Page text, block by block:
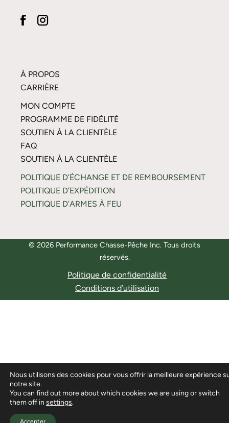
À PROPOS
CARRIÈRE
MON COMPTE
PROGRAMME DE FIDÉLITÉ
SOUTIEN À LA CLIENTÈLE
FAQ
SOUTIEN À LA CLIENTÈLE
POLITIQUE D’ÉCHANGE ET DE REMBOURSEMENT
POLITIQUE D’EXPÉDITION
POLITIQUE D’ARMES À FEU
© 2026 Performance Chasse-Pêche Inc. Tous droits
réservés.
Politique de confidentialité
Conditions d’utilisation
Nous utilisons des cookies pour vous offrir la meilleure expérience
notre site.
You can find out more about which cookies we are using or switch
them off in settings.
Accepter